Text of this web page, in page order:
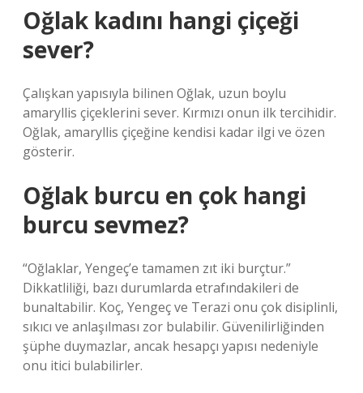
Oğlak kadını hangi çiçeği
sever?
Çalışkan yapısıyla bilinen Oğlak, uzun boylu
amaryllis çiçeklerini sever. Kırmızı onun ilk tercihidir.
Oğlak, amaryllis çiçeğine kendisi kadar ilgi ve özen
gösterir.
Oğlak burcu en çok hangi
burcu sevmez?
“Oğlaklar, Yengeç’e tamamen zıt iki burçtur.”
Dikkatliliği, bazı durumlarda etrafındakileri de
bunaltabilir. Koç, Yengeç ve Terazi onu çok disiplinli,
sıkıcı ve anlaşılması zor bulabilir. Güvenilirliğinden
şüphe duymazlar, ancak hesapçı yapısı nedeniyle
onu itici bulabilirler.